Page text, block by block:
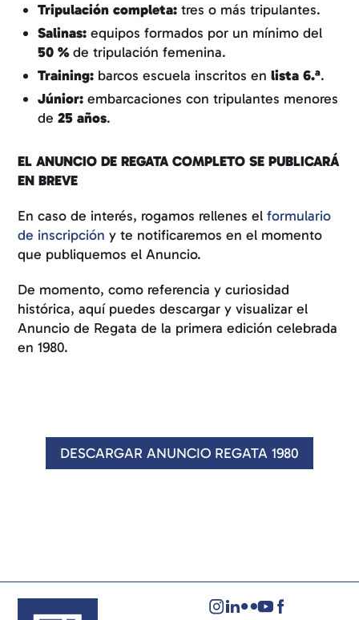
Tripulación completa: tres o más tripulantes.
Salinas: equipos formados por un mínimo del
50 %de tripulación femenina.
Training: barcos escuela inscritos enlista 6.ª.
Júnior: embarcaciones con tripulantes menores
de25 años.
EL ANUNCIO DE REGATA COMPLETO SE PUBLICARÁ
EN BREVE
En caso de interés, rogamos rellenes elformulario
de inscripción y te notificaremos en el momento
que publiquemos el Anuncio.
De momento, como referencia y curiosidad
histórica, aquí puedes descargar y visualizar el
Anuncio de Regata de la primera edición celebrada
en 1980.
DESCARGAR ANUNCIO REGATA 1980